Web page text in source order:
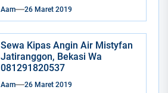
Aam 26 Maret 2019
Sewa Kipas Angin Air Mistyfan
Jatiranggon, Bekasi Wa
081291820537
Aam 26 Maret 2019